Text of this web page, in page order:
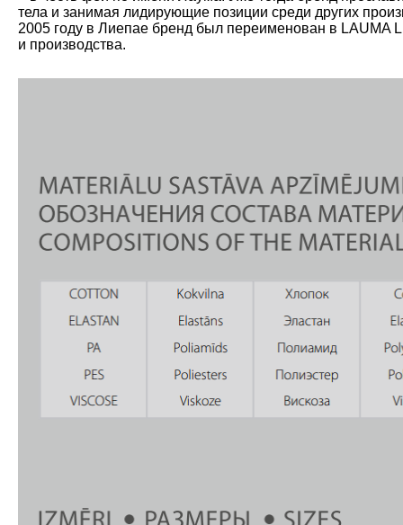
тела и занимая лидирующие позиции среди других
2005 году в Лиепае бренд был переименован в LAUMA
и производства.